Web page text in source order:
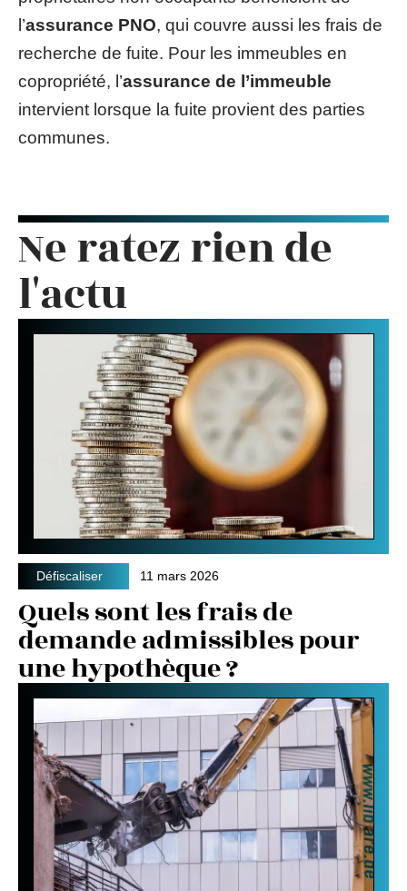
l’assurance PNO, qui couvre aussi les frais de
recherche de fuite. Pour les immeubles en
copropriété, l’assurance de l’immeuble
intervient lorsque la fuite provient des parties
communes.
Ne ratez rien de
l'actu
Défiscaliser 11 mars 2026
Quels sont les frais de
demande admissibles pour
une hypothèque ?